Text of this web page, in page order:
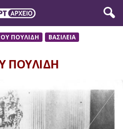
ΠΟΥΛΙΔΗ
ΒΑΣΙΛΕΙΑ
ΠΟΥΛΙΔΗ